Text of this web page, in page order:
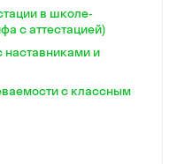
в школе-
с аттестацией)
и
с классным